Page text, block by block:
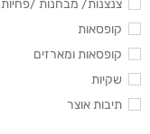
צנצנות/ מבחנות /פחיות
קופסאות
קופסאות ומארזים
שקיות
תיבות אוצר